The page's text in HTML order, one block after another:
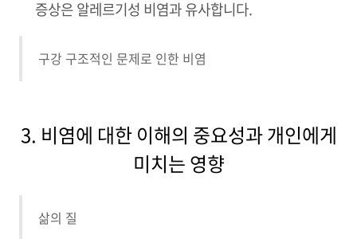
증상은 알레르기성 비염과 유사합니다.
구강 구조적인 문제로 인한 비염
3. 비염에 대한 이해의 중요성과 개인에게
미치는 영향
삶의 질